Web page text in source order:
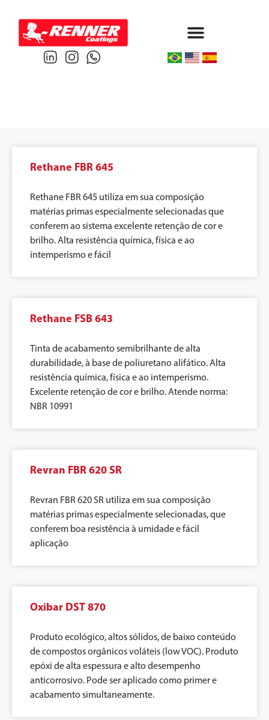
Rethane FBR 645
Rethane FBR 645 utiliza em sua composição
matérias primas especialmente selecionadas que
conferem ao sistema excelente retenção de cor e
brilho. Alta resistência química, física e ao
intemperismo e fácil
Rethane FSB 643
Tinta de acabamento semibrilhante de alta
durabilidade, à base de poliuretano alifático. Alta
resistência química, física e ao intemperismo.
Excelente retenção de cor e brilho. Atende norma:
NBR 10991
Revran FBR 620 SR
Revran FBR 620 SR utiliza em sua composição
matérias primas especialmente selecionadas, que
conferem boa resistência à umidade e fácil
aplicação
Oxibar DST 870
Produto ecológico, altos sólidos, de baixo conteúdo
de compostos orgânicos voláteis (low VOC). Produto
epóxi de alta espessura e alto desempenho
anticorrosivo. Pode ser aplicado como primer e
acabamento simultaneamente.